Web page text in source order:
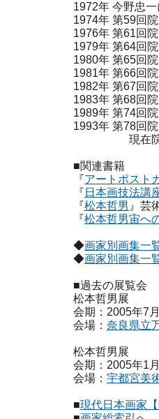
1972年 今野忠
1974年 第59回
1976年 第61回
1979年 第64回
1980年 第65回
1981年 第66回
1982年 第67回
1983年 第68回
1989年 第74回
1993年 第78回
現在院展
■関連書籍
『アートポスト
『 日本画技法講
『松本哲男 』芸
『松本哲男宙へ
◆画家別画集一
◆画家別画集一
■過去の展覧会
松本哲男展
会期：2005年7
会場： 奈良県立
松本哲男展
会期：2005年1
会場： 宇都宮美
■現代日本画家